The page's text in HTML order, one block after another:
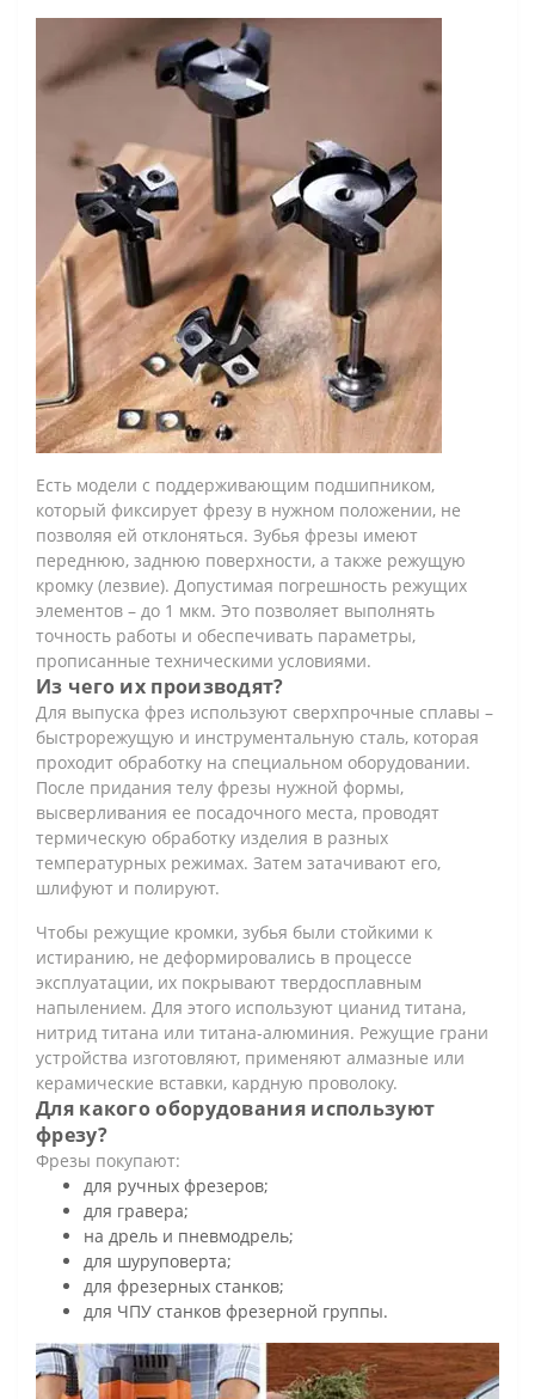
Есть модели с поддерживающим подшипником,
который фиксирует фрезу в нужном положении, не
позволяя ей отклоняться. Зубья фрезы имеют
переднюю, заднюю поверхности, а также режущую
кромку (лезвие). Допустимая погрешность режущих
элементов – до 1 мкм. Это позволяет выполнять
точность работы и обеспечивать параметры,
прописанные техническими условиями.
Из чего их производят?
Для выпуска фрез используют сверхпрочные сплавы –
быстрорежущую и инструментальную сталь, которая
проходит обработку на специальном оборудовании.
После придания телу фрезы нужной формы,
высверливания ее посадочного места, проводят
термическую обработку изделия в разных
температурных режимах. Затем затачивают его,
шлифуют и полируют.
Чтобы режущие кромки, зубья были стойкими к
истиранию, не деформировались в процессе
эксплуатации, их покрывают твердосплавным
напылением. Для этого используют цианид титана,
нитрид титана или титана-алюминия. Режущие грани
устройства изготовляют, применяют алмазные или
керамические вставки, кардную проволоку.
Для какого оборудования используют
фрезу?
Фрезы покупают:
для ручных фрезеров;
для гравера;
на дрель и пневмодрель;
для шуруповерта;
для фрезерных станков;
для ЧПУ станков фрезерной группы.